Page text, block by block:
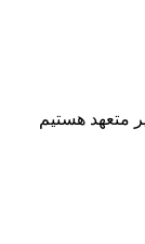
متعهد هستیم